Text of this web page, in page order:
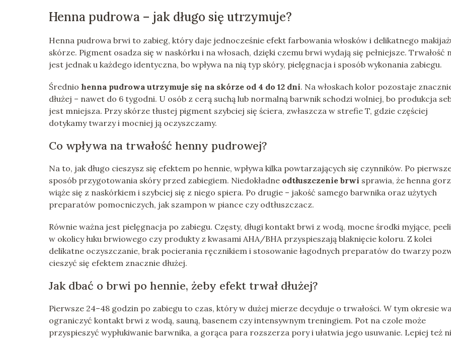
Henna pudrowa – jak długo się utrzymuje?
Henna pudrowa brwi to zabieg, który daje jednocześnie efekt farbowania włosków i delikatnego
skórze. Pigment osadza się w naskórku i na włosach, dzięki czemu brwi wydają się pełniejsze. Trwałość
jest jednak u każdego identyczna, bo wpływa na nią typ skóry, pielęgnacja i sposób wykonania zabiegu.
Średnio henna pudrowa utrzymuje się na skórze od 4 do 12 dni. Na włoskach kolor pozostaje
dłużej – nawet do 6 tygodni. U osób z cerą suchą lub normalną barwnik schodzi wolniej, bo produkcja
jest mniejsza. Przy skórze tłustej pigment szybciej się ściera, zwłaszcza w strefie T, gdzie częściej
dotykamy twarzy i mocniej ją oczyszczamy.
Co wpływa na trwałość henny pudrowej?
Na to, jak długo cieszysz się efektem po hennie, wpływa kilka powtarzających się czynników. Po
sposób przygotowania skóry przed zabiegiem. Niedokładne odtłuszczenie brwi sprawia, że henna
wiąże się z naskórkiem i szybciej się z niego spiera. Po drugie – jakość samego barwnika oraz użytych
preparatów pomocniczych, jak szampon w piance czy odtłuszczacz.
Równie ważna jest pielęgnacja po zabiegu. Częsty, długi kontakt brwi z wodą, mocne środki myjące,
w okolicy łuku brwiowego czy produkty z kwasami AHA/BHA przyspieszają blaknięcie koloru. Z kolei
delikatne oczyszczanie, brak pocierania ręcznikiem i stosowanie łagodnych preparatów do twarzy
cieszyć się efektem znacznie dłużej.
Jak dbać o brwi po hennie, żeby efekt trwał dłużej?
Pierwsze 24–48 godzin po zabiegu to czas, który w dużej mierze decyduje o trwałości. W tym okresie
ograniczyć kontakt brwi z wodą, sauną, basenem czy intensywnym treningiem. Pot na czole może
przyspieszyć wypłukiwanie barwnika, a gorąca para rozszerza pory i ułatwia jego usuwanie. Lepiej też